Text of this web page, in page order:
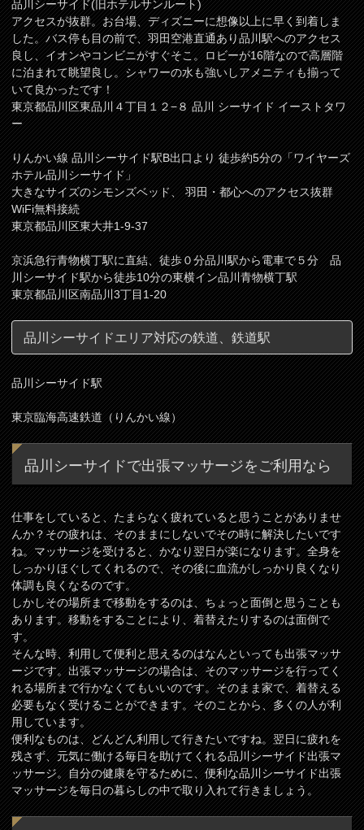
品川シーサイド(旧ホテルサンルート)
アクセスが抜群。お台場、ディズニーに想像以上に早く到着しま
した。バス停も目の前で、羽田空港直通あり品川駅へのアクセス
良し、イオンやコンビニがすぐそこ。ロビーが16階なので高層階
に泊まれて眺望良し。シャワーの水も強いしアメニティも揃って
いて良かったです！
東京都品川区東品川４丁目１２−８ 品川 シーサイド イーストタワ
ー
りんかい線 品川シーサイド駅B出口より 徒歩約5分の「ワイヤーズ
ホテル品川シーサイド」
大きなサイズのシモンズベッド、 羽田・都心へのアクセス抜群
WiFi無料接続
東京都品川区東大井1-9-37
京浜急行青物横丁駅に直結、徒歩０分品川駅から電車で５分 品
川シーサイド駅から徒歩10分の東横イン品川青物横丁駅
東京都品川区南品川3丁目1-20
品川シーサイドエリア対応の鉄道、鉄道駅
品川シーサイド駅
東京臨海高速鉄道（りんかい線）
品川シーサイドで出張マッサージをご利用なら
仕事をしていると、たまらなく疲れていると思うことがありませ
んか？その疲れは、そのままにしないでその時に解決したいです
ね。マッサージを受けると、かなり翌日が楽になります。全身を
しっかりほぐしてくれるので、その後に血流がしっかり良くなり
体調も良くなるのです。
しかしその場所まで移動をするのは、ちょっと面倒と思うことも
あります。移動をすることにより、着替えたりするのは面倒で
す。
そんな時、利用して便利と思えるのはなんといっても出張マッサ
ージです。出張マッサージの場合は、そのマッサージを行ってく
れる場所まで行かなくてもいいのです。そのまま家で、着替える
必要もなく受けることができます。そのことから、多くの人が利
用しています。
便利なものは、どんどん利用して行きたいですね。翌日に疲れを
残さず、元気に働ける毎日を助けてくれる品川シーサイド出張マ
ッサージ。自分の健康を守るために、便利な品川シーサイド出張
マッサージを毎日の暮らしの中で取り入れて行きましょう。